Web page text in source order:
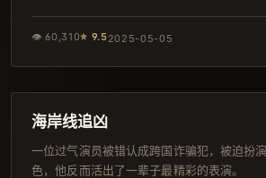
👁60,310⭐ 9.52025-05-05
高分
海岸线追凶
一位过气演员被错认成跨国诈骗犯，被迫扮
色，他反而活出了一辈子最精彩的表演。